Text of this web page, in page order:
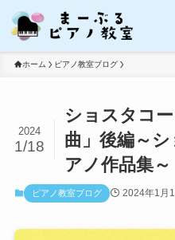
ホーム ピアノ教室ブログ
ショスタコ
曲」後編～
アノ作品集～
2024
1/18
ピアノ教室ブログ 2024年1月